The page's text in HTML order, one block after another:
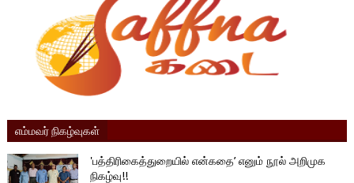
எம்மவர் நிகழ்வுகள்
'பத்திரிகைத்துறையில் என்கதை’ எனும் நூல் அறிமுக
நிகழ்வு!!